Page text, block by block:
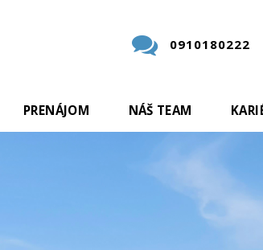
0910180222
PRENÁJOM NÁŠ TEAM